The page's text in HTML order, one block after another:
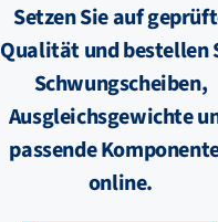
Setzen Sie auf
Qualität und bestellen
Schwungscheiben,
Ausgleichsgewichte
passende
online.